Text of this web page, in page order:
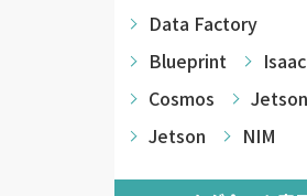
Data Factory
Blueprint
Isaac
Cosmos
Jetson
NIM